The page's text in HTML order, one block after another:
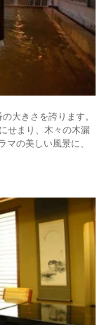
大きさを誇ります。
せまり、木々の木漏
の美しい風景に、